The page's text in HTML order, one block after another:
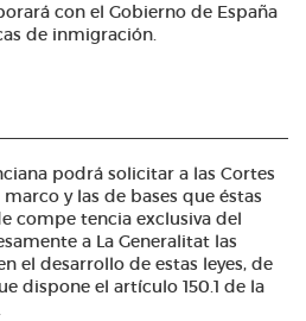
con el Gobierno de España
de inmigración.
podrá solicitar a las Cortes
marco y las de bases que éstas
compe tencia exclusiva del
a La Generalitat las
el desarrollo de estas leyes, de
dispone el artículo 150.1 de la